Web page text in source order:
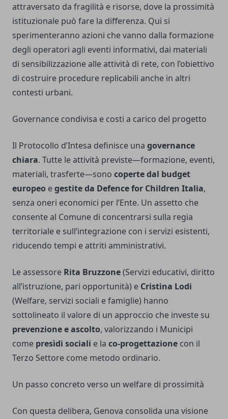
attraversato da fragilità e risorse, dove la prossimità
istituzionale può fare la differenza. Qui si
sperimenteranno azioni che vanno dalla formazione
degli operatori agli eventi informativi, dai materiali
di sensibilizzazione alle attività di rete, con l’obiettivo
di costruire procedure replicabili anche in altri
contesti urbani.
Governance condivisa e costi a carico del progetto
Il Protocollo d’Intesa definisce una governance
chiara. Tutte le attività previste—formazione, eventi,
materiali, trasferte—sono coperte dal budget
europeo egestite da Defence for Children Italia,
senza oneri economici per l’Ente. Un assetto che
consente al Comune di concentrarsi sulla regia
territoriale e sull’integrazione con i servizi esistenti,
riducendo tempi e attriti amministrativi.
Le assessore Rita Bruzzone(Servizi educativi, diritto
all’istruzione, pari opportunità) e Cristina Lodi
(Welfare, servizi sociali e famiglie) hanno
sottolineato il valore di un approccio che investe su
prevenzione e ascolto, valorizzando i Municipi
come presìdi sociali e la co-progettazione con il
Terzo Settore come metodo ordinario.
Un passo concreto verso un welfare di prossimità
Con questa delibera, Genova consolida una visione